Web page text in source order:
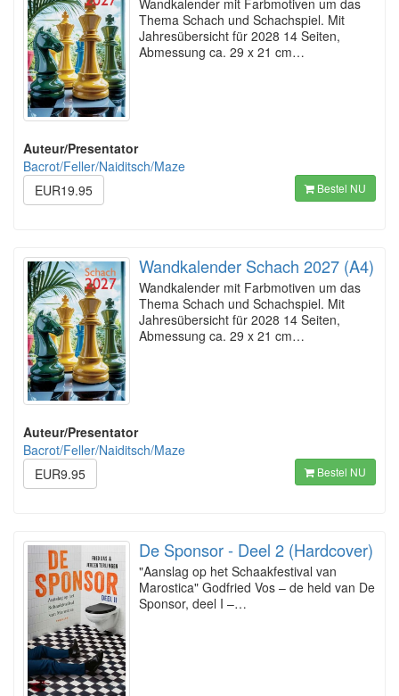
Wandkalender mit Farbmotiven um das
Thema Schach und Schachspiel. Mit
Jahresübersicht für 2028 14 Seiten,
Abmessung ca. 29 x 21 cm…
Auteur/Presentator
Bacrot/Feller/Naiditsch/Maze
EUR19.95
Bestel NU
Wandkalender Schach 2027 (A4)
Wandkalender mit Farbmotiven um das
Thema Schach und Schachspiel. Mit
Jahresübersicht für 2028 14 Seiten,
Abmessung ca. 29 x 21 cm…
Auteur/Presentator
Bacrot/Feller/Naiditsch/Maze
EUR9.95
Bestel NU
De Sponsor - Deel 2 (Hardcover)
"Aanslag op het Schaakfestival van
Marostica" Godfried Vos – de held van De
Sponsor, deel I –…